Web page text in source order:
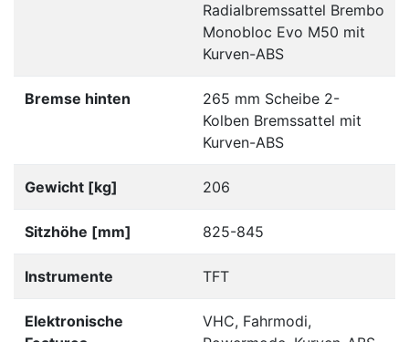
Radialbremssattel Brembo
Monobloc Evo M50 mit
Kurven-ABS
Bremse hinten
265 mm Scheibe 2-
Kolben Bremssattel mit
Kurven-ABS
Gewicht [kg] 206
Sitzhöhe [mm] 825-845
Instrumente TFT
Elektronische
VHC, Fahrmodi,